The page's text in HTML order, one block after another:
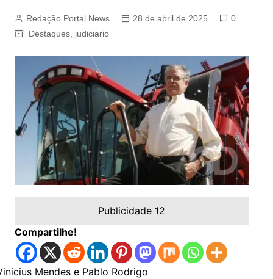
Redação Portal News 28 de abril de 2025
0
Destaques, judiciario
Publicidade 12
Compartilhe!
Mendes e Pablo Rodrigo